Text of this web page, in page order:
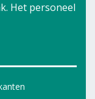
Het personeel